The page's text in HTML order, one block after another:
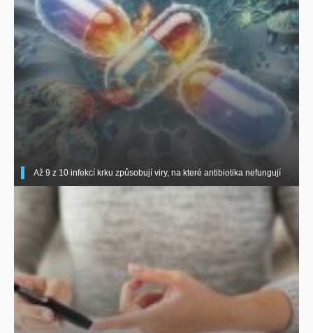
Až 9 z 10 infekcí krku způsobují viry, na které antibiotika nefungují